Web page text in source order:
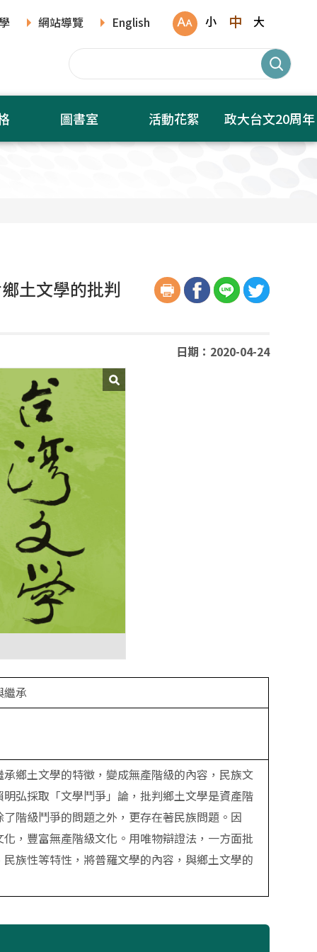
網站導覽 English 小 中 大
圖書室 活動花絮 政大台文20周年
土文學的批判
日期：2020-04-24
承
鄉土文學的特徵，變成無產階級的內容，民族文
弘採取「文學鬥爭」論，批判鄉土文學是資產階
階級鬥爭的問題之外，更存在著民族問題。因
，豐富無產階級文化。用唯物辯證法，一方面批
族性等特性，將普羅文學的內容，與鄉土文學的